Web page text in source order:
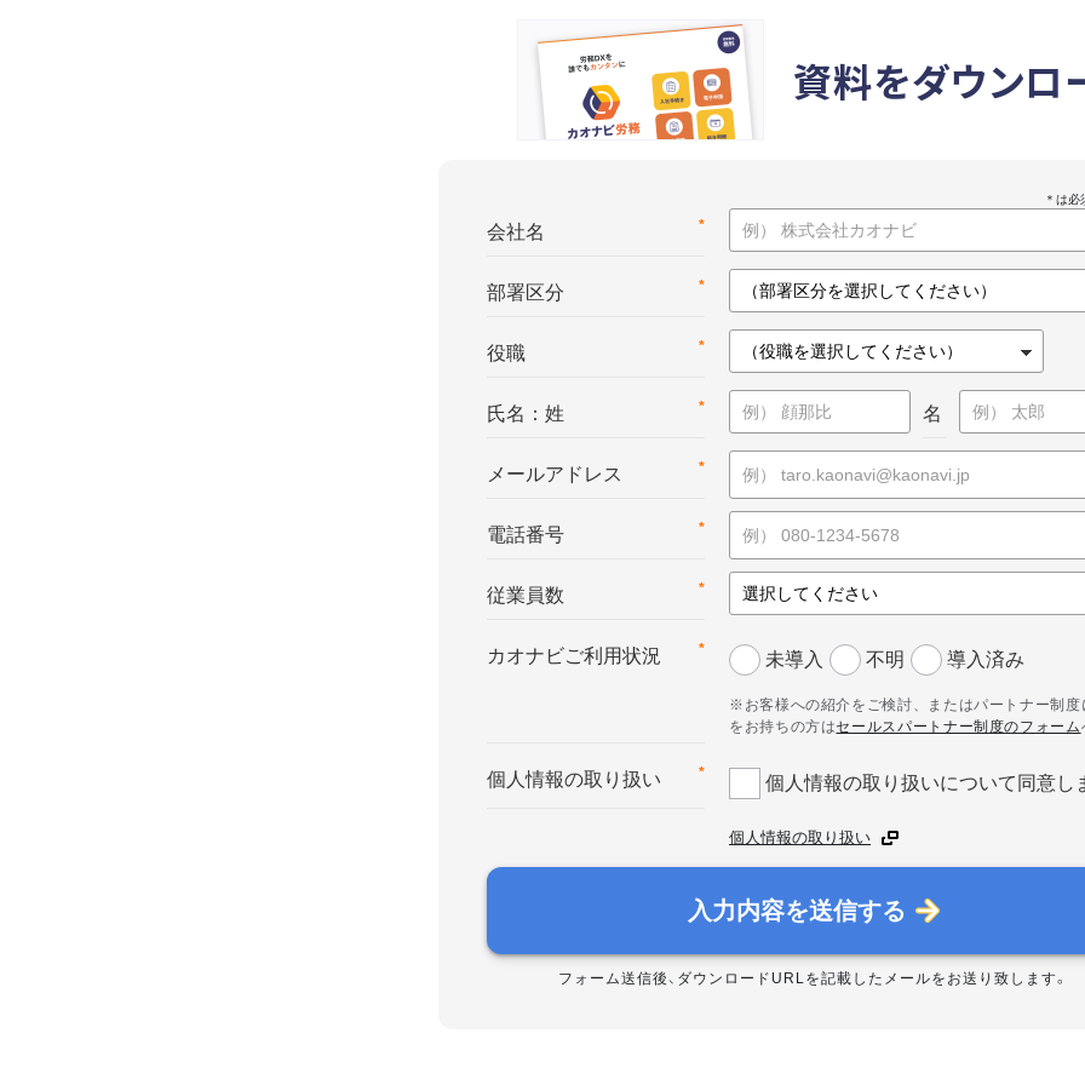
資料をダウンロ
*
会社名
*
部署区分
*
役職
*
氏名：姓 名
*
メールアドレス
*
電話番号
*
従業員数
*
カオナビご利用状況 未導入 不明 導入済み
※お客様への紹介をご検討、またはパートナー制度
をお持ちの方はセールスパートナー制度のフォーム
*
個人情報の取り扱い 個人情報の取り扱いについて同意し
個人情報の取り扱い
入力内容を送信する
フォーム送信後、ダウンロードURLを記載したメールをお送り致します。